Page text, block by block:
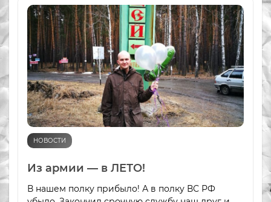
НОВОСТИ
Из армии — в ЛЕТО!
В нашем полку прибыло! А в полку ВС РФ